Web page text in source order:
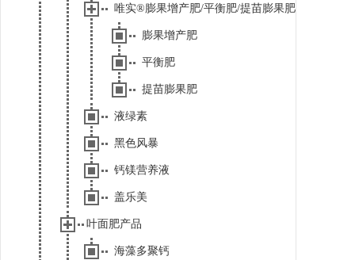
唯实®膨果增产肥/平衡肥/提苗膨果肥
膨果增产肥
平衡肥
提苗膨果肥
液绿素
黑色风暴
钙镁营养液
盖乐美
叶面肥产品
海藻多聚钙